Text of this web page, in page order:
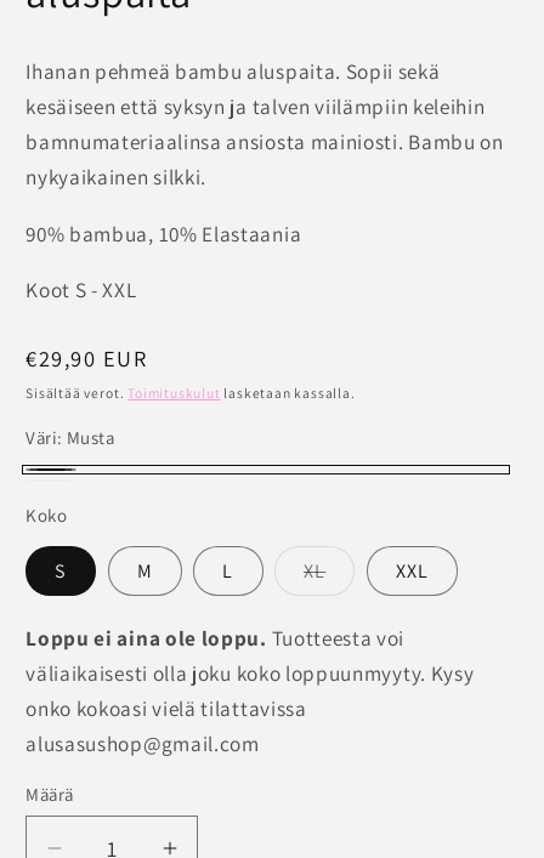
Ihanan pehmeä bambu aluspaita. Sopii sekä
kesäiseen että syksyn ja talven viilämpiin keleihin
bamnumateriaalinsa ansiosta mainiosti. Bambu on
nykyaikainen silkki.
90% bambua, 10% Elastaania
Koot S - XXL
Normaalihinta
€29,90 EUR
Sisältää verot.Toimituskulut lasketaan kassalla.
Väri: Musta
loppuunmyyty
tai
ei
saatavilla
Koko
S M L XLVersio
on
ei
saatavilla
XXL
Loppu ei aina ole loppu. Tuotteesta voi
väliaikaisesti olla joku koko loppuunmyyty. Kysy
onko kokoasi vielä tilattavissa
alusasushop@gmail.com
Määrä
Määrä